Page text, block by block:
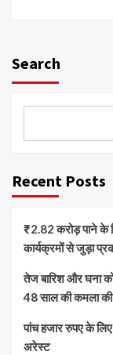
Search
Recent Posts
₹2.82 करोड़ पाने के
कार्यक्रमों से जुड़ा
तेज बारिश और घना
48 साल की कमला
पांच हजार रुपए के लिए
अरेस्ट